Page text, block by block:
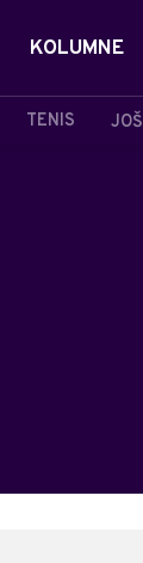
TENIS JOŠ
KOLUMNE